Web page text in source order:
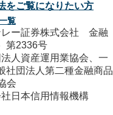
をご覧になりたい方
覧
レー証券株式会社 金融
第2336号
人資産運用業協会、一
社団法人第二種金融商品
会
日本信用情報機構